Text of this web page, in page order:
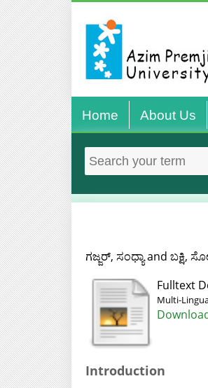
Home About Us
ಗಜ್ಜರ್, ಸಂಧ್ಯಾand ಬಕ್ಷಿ,
Fulltext
Multi-
Introduction